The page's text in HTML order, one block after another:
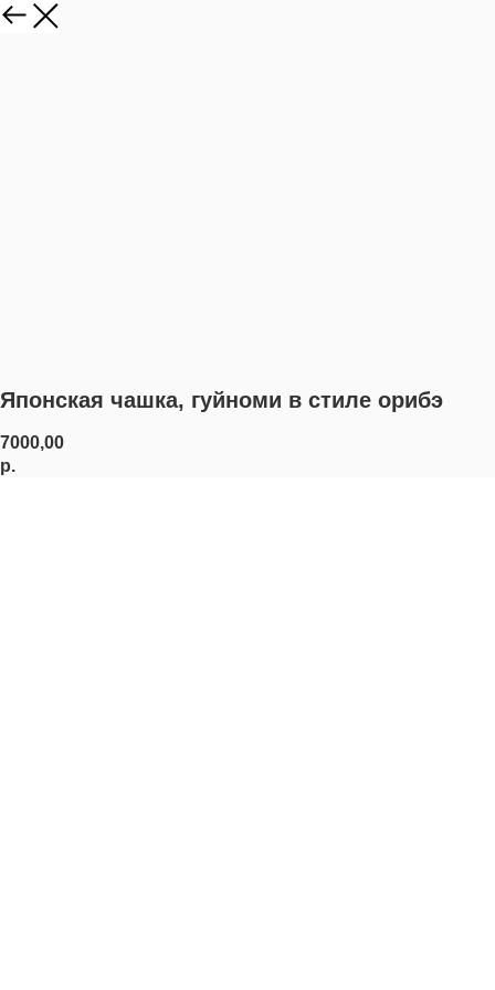
Японская чашка, гуйноми в стиле орибэ
7000,00
р.